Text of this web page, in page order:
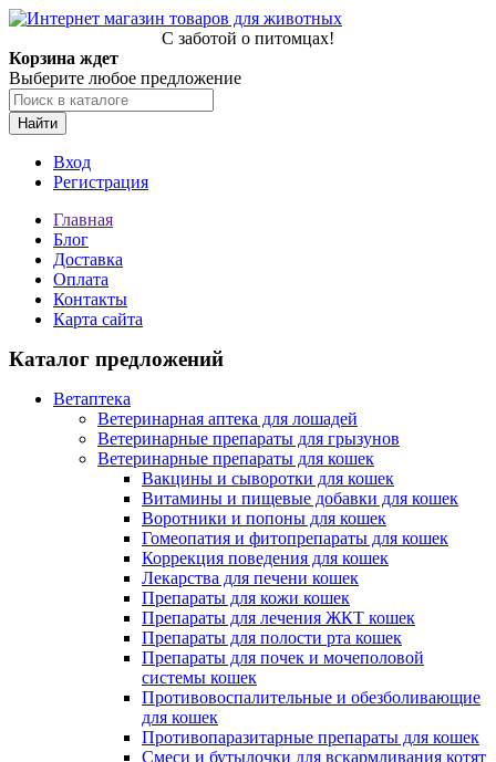
С заботой о питомцах!
Корзина ждет
Выберите любое предложение
Найти
Вход
Регистрация
Главная
Блог
Доставка
Оплата
Контакты
Карта сайта
Каталог предложений
Ветаптека
Ветеринарная аптека для лошадей
Ветеринарные препараты для грызунов
Ветеринарные препараты для кошек
Вакцины и сыворотки для кошек
Витамины и пищевые добавки для кошек
Воротники и попоны для кошек
Гомеопатия и фитопрепараты для кошек
Коррекция поведения для кошек
Лекарства для печени кошек
Препараты для кожи кошек
Препараты для лечения ЖКТ кошек
Препараты для полости рта кошек
Препараты для почек и мочеполовой
системы кошек
Противовоспалительные и обезболивающие
для кошек
Противопаразитарные препараты для кошек
Смеси и бутылочки для вскармливания котят